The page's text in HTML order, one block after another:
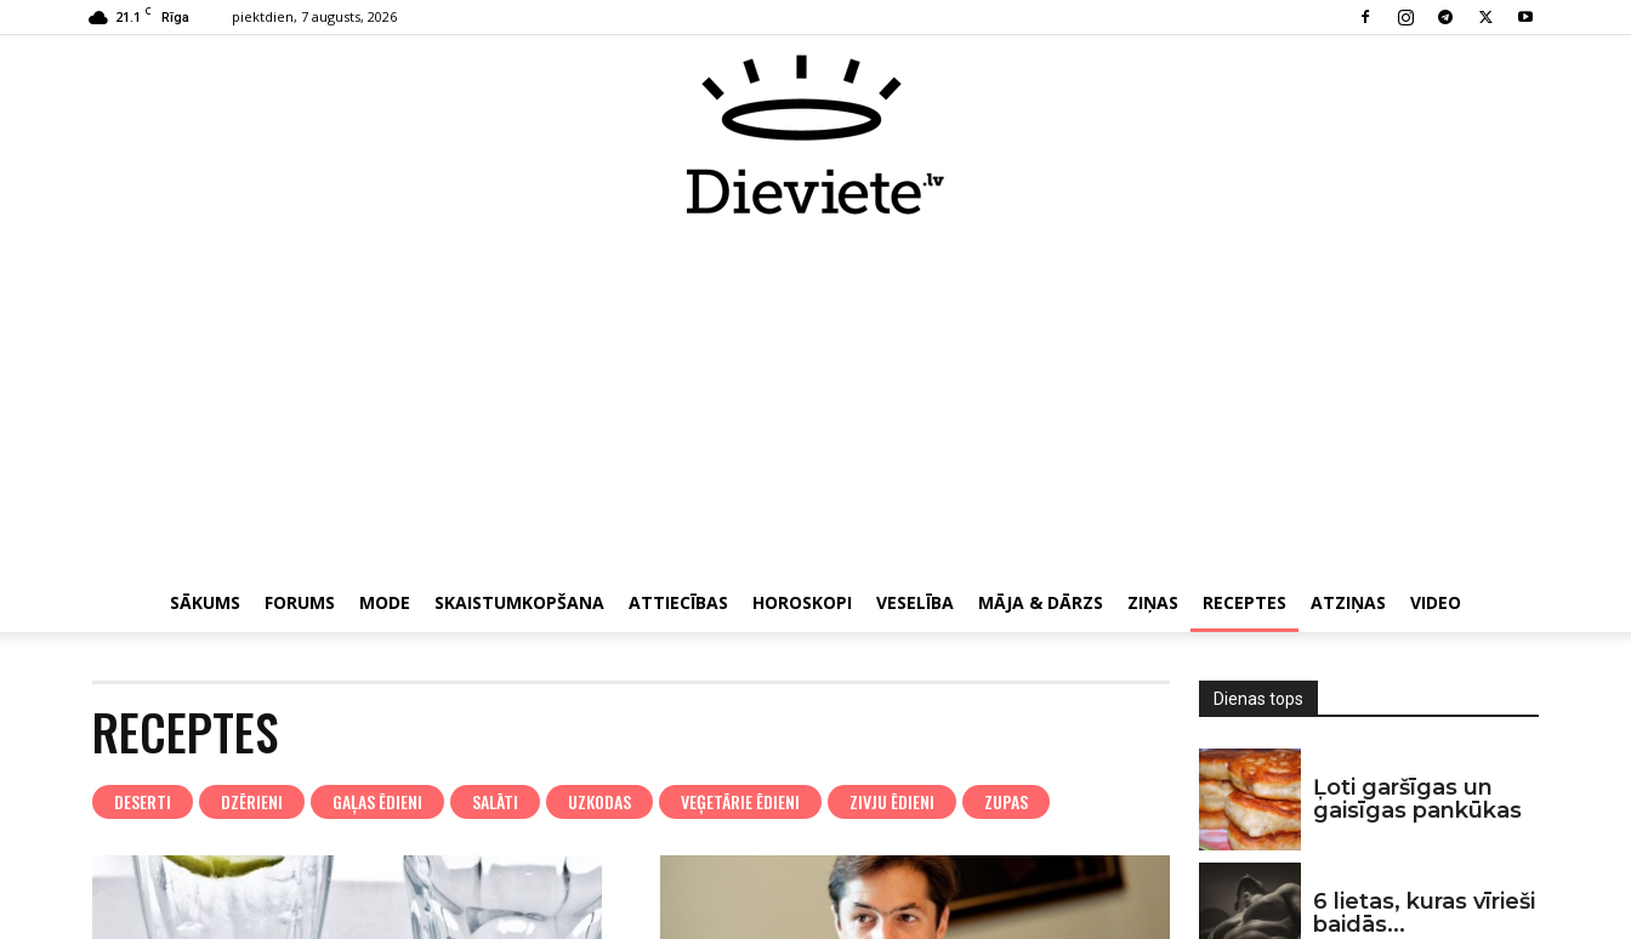
21.1 C Rīga piektdien, 7 augusts, 2026
SĀKUMS FORUMS MODE SKAISTUMKOPŠANA ATTIECĪBAS HOROSKOPI VESELĪBA MĀJA & DĀRZS ZIŅAS RECEPTES ATZIŅAS VIDEO
RECEPTES
DESERTI DZĒRIENI GAĻAS ĒDIENI SALĀTI UZKODAS VEĢETĀRIE ĒDIENI ZIVJU ĒDIENI ZUPAS
Dienas tops
Ļoti garšīgas un
gaisīgas pankūkas
6 lietas, kuras vīrieši
baidās...